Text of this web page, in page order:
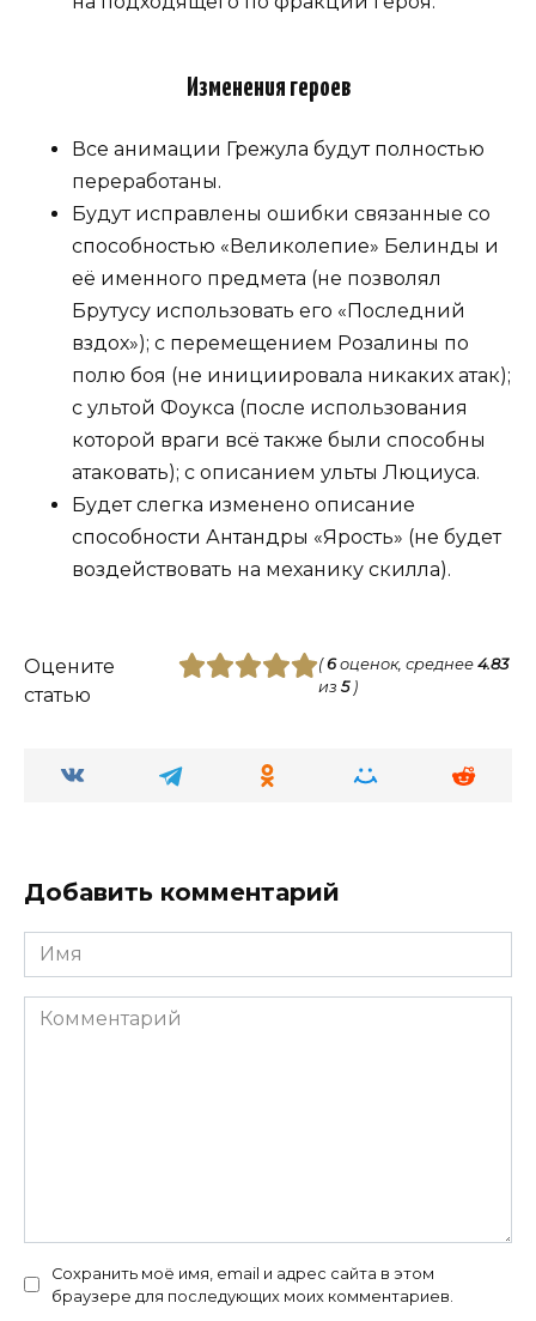
Изменения героев
Все анимации Грежула будут полностью
переработаны.
Будут исправлены ошибки связанные со
способностью «Великолепие» Белинды и
её именного предмета (не позволял
Брутусу использовать его «Последний
вздох»); с перемещением Розалины по
полю боя (не инициировала никаких атак);
с ультой Фоукса (после использования
которой враги всё также были способны
атаковать); с описанием ульты Люциуса.
Будет слегка изменено описание
способности Антандры «Ярость» (не будет
воздействовать на механику скилла).
Оцените
статью
(6оценок, среднее 4.83
из 5)
Добавить комментарий
Имя
Комментарий
Сохранить моё имя, email и адрес сайта в этом
браузере для последующих моих комментариев.